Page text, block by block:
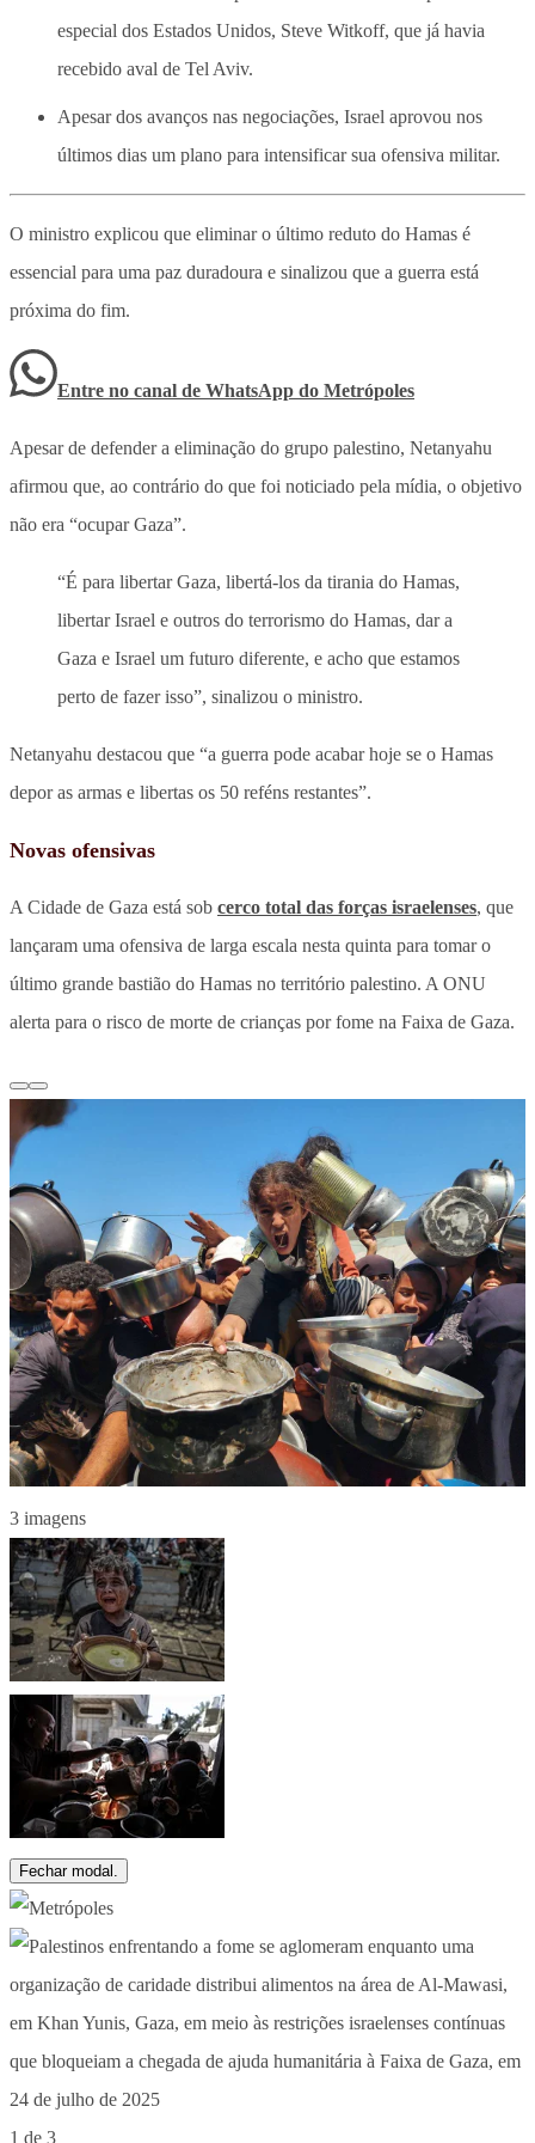
especial dos Estados Unidos, Steve Witkoff, que já havia
recebido aval de Tel Aviv.
Apesar dos avanços nas negociações, Israel aprovou nos
últimos dias um plano para intensificar sua ofensiva militar.
O ministro explicou que eliminar o último reduto do Hamas é
essencial para uma paz duradoura e sinalizou que a guerra está
próxima do fim.
Entre no canal de WhatsApp do Metrópoles
Apesar de defender a eliminação do grupo palestino, Netanyahu
afirmou que, ao contrário do que foi noticiado pela mídia, o objetivo
não era “ocupar Gaza”.
“É para libertar Gaza, libertá-los da tirania do Hamas,
libertar Israel e outros do terrorismo do Hamas, dar a
Gaza e Israel um futuro diferente, e acho que estamos
perto de fazer isso”, sinalizou o ministro.
Netanyahu destacou que “a guerra pode acabar hoje se o Hamas
depor as armas e libertas os 50 reféns restantes”.
Novas ofensivas
A Cidade de Gaza está sob cerco total das forças israelenses, que
lançaram uma ofensiva de larga escala nesta quinta para tomar o
último grande bastião do Hamas no território palestino. A ONU
alerta para o risco de morte de crianças por fome na Faixa de Gaza.
3 imagens
Fechar modal.
1 de 3